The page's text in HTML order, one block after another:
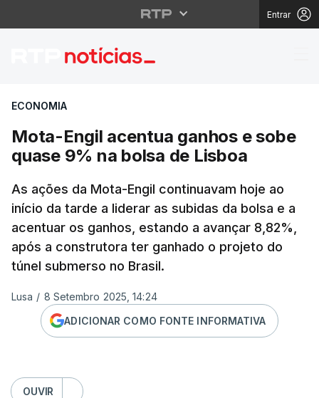
Entrar
Mota-Engil acentua
ECONOMIA
Mota-Engil acentua ganhos e sobe
quase 9% na bolsa de Lisboa
As ações da Mota-Engil continuavam hoje ao
início da tarde a liderar as subidas da bolsa e a
acentuar os ganhos, estando a avançar 8,82%,
após a construtora ter ganhado o projeto do
túnel submerso no Brasil.
Lusa / 8 Setembro 2025, 14:24
ADICIONAR COMO FONTE INFORMATIVA
OUVIR